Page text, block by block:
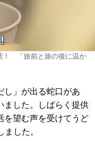
！ 「旅前と旅の後に温か
」が出る蛇口があ
ました。しばらく提供
を望む声を受けてうど
した。